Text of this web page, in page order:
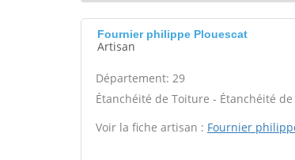
Fournier philippe Plouescat
Artisan
Département: 29
Étanchéité de Toiture - Étanchéité
Voir la fiche artisan : Fournier